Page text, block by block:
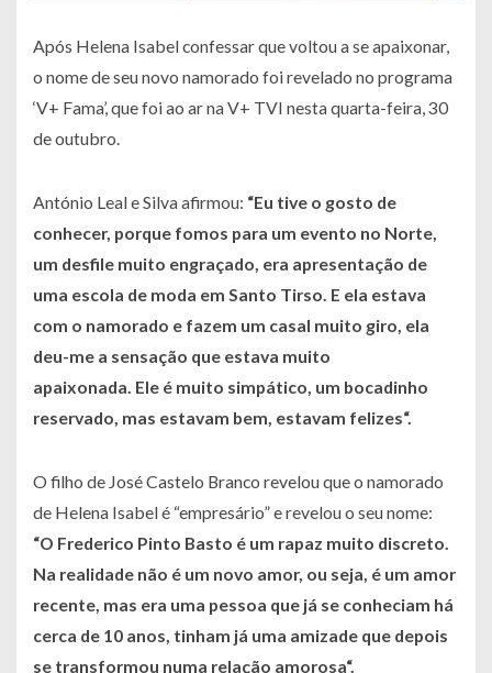
Após Helena Isabel confessar que voltou a se apaixonar,
o nome de seu novo namorado foi revelado no programa
‘V+ Fama’, que foi ao ar na V+ TVI nesta quarta-feira, 30
de outubro.
António Leal e Silva afirmou: “Eu tive o gosto de
conhecer, porque fomos para um evento no Norte,
um desfile muito engraçado, era apresentação de
uma escola de moda em Santo Tirso. E ela estava
com o namorado e fazem um casal muito giro, ela
deu-me a sensação que estava muito
apaixonada. Ele é muito simpático, um bocadinho
reservado, mas estavam bem, estavam felizes“.
O filho de José Castelo Branco revelou que o namorado
de Helena Isabel é “empresário” e revelou o seu nome:
“O Frederico Pinto Basto é um rapaz muito discreto.
Na realidade não é um novo amor, ou seja, é um amor
recente, mas era uma pessoa que já se conheciam há
cerca de 10 anos, tinham já uma amizade que depois
se transformou numa relação amorosa“.